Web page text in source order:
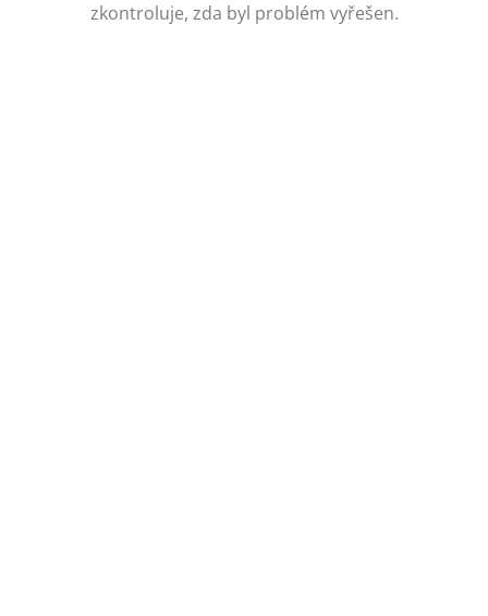
zkontroluje, zda byl problém vyřešen.